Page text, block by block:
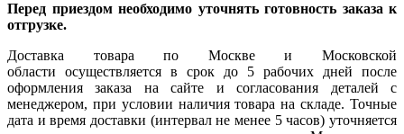
Перед приездом необходимо уточнять готовность заказа к
отгрузке.
Доставка товара по Москве и Московской
области осуществляется в срок до 5 рабочих дней после
оформления заказа на сайте и согласования деталей с
менеджером, при условии наличия товара на складе. Точные
дата и время доставки (интервал не менее 5 часов) уточняется